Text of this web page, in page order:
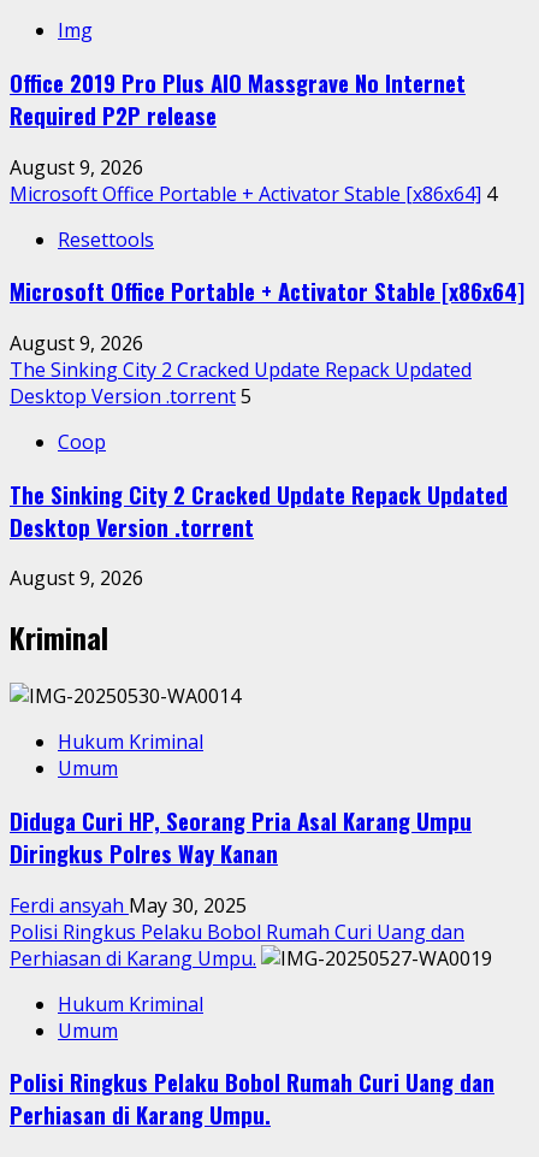
Img
Office 2019 Pro Plus AIO Massgrave No Internet
Required P2P release
August 9, 2026
Microsoft Office Portable + Activator Stable [x86x64] 4
Resettools
Microsoft Office Portable + Activator Stable [x86x64]
August 9, 2026
The Sinking City 2 Cracked Update Repack Updated
Desktop Version .torrent5
Coop
The Sinking City 2 Cracked Update Repack Updated
Desktop Version .torrent
August 9, 2026
Kriminal
Hukum Kriminal
Umum
Diduga Curi HP, Seorang Pria Asal Karang Umpu
Diringkus Polres Way Kanan
Ferdi ansyah May 30, 2025
Polisi Ringkus Pelaku Bobol Rumah Curi Uang dan
Perhiasan di Karang Umpu.
Hukum Kriminal
Umum
Polisi Ringkus Pelaku Bobol Rumah Curi Uang dan
Perhiasan di Karang Umpu.